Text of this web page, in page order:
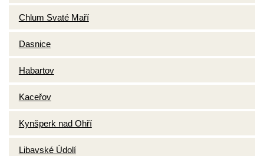
Chlum Svaté Maří
Dasnice
Habartov
Kaceřov
Kynšperk nad Ohří
Libavské Údolí